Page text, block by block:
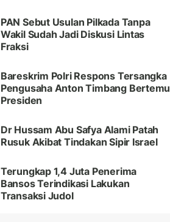
PAN Sebut Usulan Pilkada Tanpa
Wakil Sudah Jadi Diskusi Lintas
Fraksi
Bareskrim Polri Respons Tersangka
Pengusaha Anton Timbang Bertemu
Presiden
Dr Hussam Abu Safya Alami Patah
Rusuk Akibat Tindakan Sipir Israel
Terungkap 1,4 Juta Penerima
Bansos Terindikasi Lakukan
Transaksi Judol